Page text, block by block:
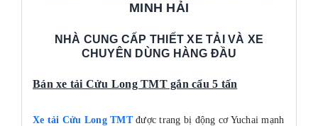
MINH HẢI
NHÀ CUNG CẤP THIẾT XE TẢI VÀ XE
CHUYÊN DÙNG HÀNG ĐẦU
Bán xe tải Cửu Long TMT gắn cẩu 5 tấn
Xe tải Cửu Long TMTđược trang bị động cơ Yuchai mạnh